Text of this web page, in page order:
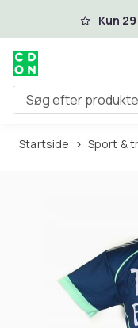
Spring til Kun
Søg efter produkter
Startside Sport &